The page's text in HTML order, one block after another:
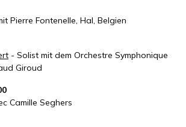
Pierre Fontenelle, Hal, Belgien
- Solist mit dem Orchestre Symphonique
Giroud
Camille Seghers